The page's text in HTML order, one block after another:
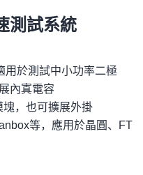
測試系統
用於測試中小功率二極
內寘電容
塊，也可擴展外掛
等，應用於晶圓、FT